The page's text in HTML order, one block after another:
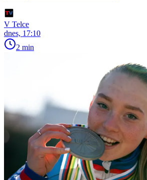
V Telce
dnes, 17:10
2 min